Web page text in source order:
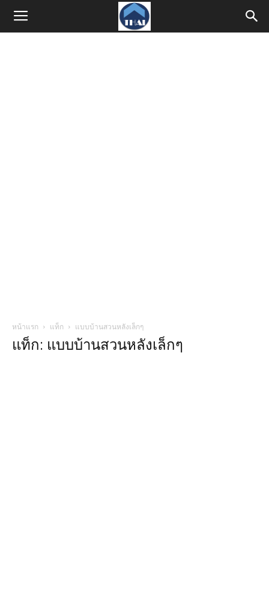
หน้าแรก แท็ก แบบบ้านสวนหลังเล็กๆ
แท็ก: แบบบ้านสวนหลังเล็กๆ